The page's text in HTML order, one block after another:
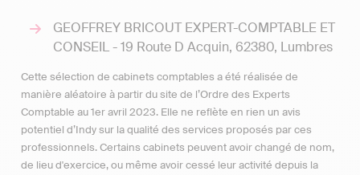
GEOFFREY BRICOUT EXPERT-COMPTABLE ET
CONSEIL - 19 Route D Acquin, 62380, Lumbres
Cette sélection de cabinets comptables a été réalisée de
manière aléatoire à partir du site de l’Ordre des Experts
Comptable au 1er avril 2023. Elle ne reflète en rien un avis
potentiel d’Indy sur la qualité des services proposés par ces
professionnels. Certains cabinets peuvent avoir changé de nom,
de lieu d'exercice, ou même avoir cessé leur activité depuis la